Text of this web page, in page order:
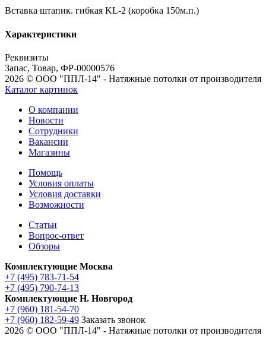
Вставка штапик. гибкая KL-2 (коробка 150м.п.)
Характеристики
Реквизиты
Запас, Товар, ФР-00000576
2026 © ООО "ППЛ-14" - Натяжные потолки от производителя
Каталог картинок
О компании
Новости
Сотрудники
Вакансии
Магазины
Помощь
Условия оплаты
Условия доставки
Возможности
Статьи
Вопрос-ответ
Обзоры
Комплектующие Москва
+7 (495) 783-71-54
+7 (495) 790-74-13
Комплектующие Н. Новгород
+7 (960) 181-54-70
+7 (960) 182-59-49 Заказать звонок
2026 © ООО "ППЛ-14" - Натяжные потолки от производителя